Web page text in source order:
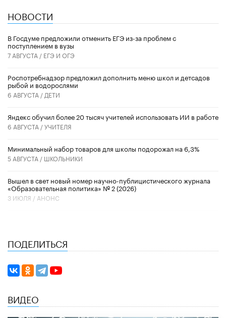
НОВОСТИ
В Госдуме предложили отменить ЕГЭ из-за проблем с
поступлением в вузы
7 АВГУСТА / ЕГЭ И ОГЭ
Роспотребнадзор предложил дополнить меню школ и детсадов
рыбой и водорослями
6 АВГУСТА / ДЕТИ
​Яндекс обучил более 20 тысяч учителей использовать ИИ в работе
6 АВГУСТА /УЧИТЕЛЯ
Минимальный набор товаров для школы подорожал на 6,3%
5 АВГУСТА / ШКОЛЬНИКИ
Вышел в свет новый номер научно-публицистического журнала
«Образовательная политика» № 2 (2026)
3 ИЮЛЯ / АНОНС
ПОДЕЛИТЬСЯ
ВИДЕО